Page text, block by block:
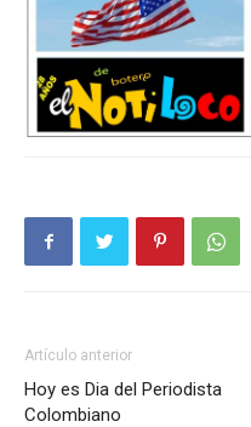
Artículo anterior
Hoy es Dia del Periodista
Colombiano